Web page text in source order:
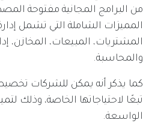
من البرامج المجانية مفتوحة
المميزات الشاملة التي تشمل
المشتريات، المبيعات، المخازن،
والمحاسبة.
كما يذكر أنه يمكن للشركات
تبعًا لاحتياجاتها الخاصة، وذلك
الواسعة.